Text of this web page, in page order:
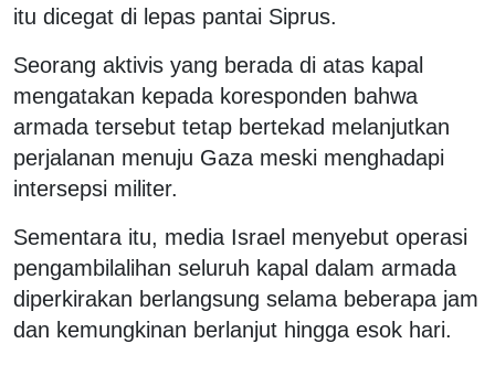
itu dicegat di lepas pantai Siprus.
Seorang aktivis yang berada di atas kapal
mengatakan kepada koresponden bahwa
armada tersebut tetap bertekad melanjutkan
perjalanan menuju Gaza meski menghadapi
intersepsi militer.
Sementara itu, media Israel menyebut operasi
pengambilalihan seluruh kapal dalam armada
diperkirakan berlangsung selama beberapa jam
dan kemungkinan berlanjut hingga esok hari.